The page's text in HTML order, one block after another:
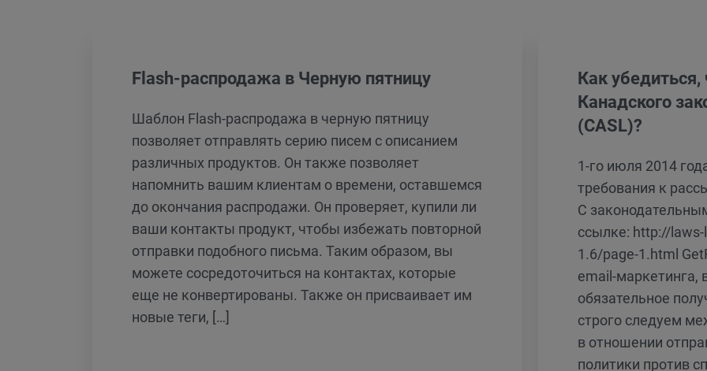
Flash-распродажа в Черную пятницу
Шаблон Flash-распродажа в черную пятницу
позволяет отправлять серию писем с описанием
различных продуктов. Он также позволяет
напомнить вашим клиентам о времени, оставшемся
до окончания распродажи. Он проверяет, купили ли
ваши контакты продукт, чтобы избежать повторной
отправки подобного письма. Таким образом, вы
можете сосредоточиться на контактах, которые
еще не конвертированы. Также он присваивает им
новые теги, […]
Как
Канадского
(CASL)?
1-го июля 2014
требования к
С
ссылке: http://
1.6/page-1.html
email-маркетинга,
обязательное
строго следуем
в отношении
политики против